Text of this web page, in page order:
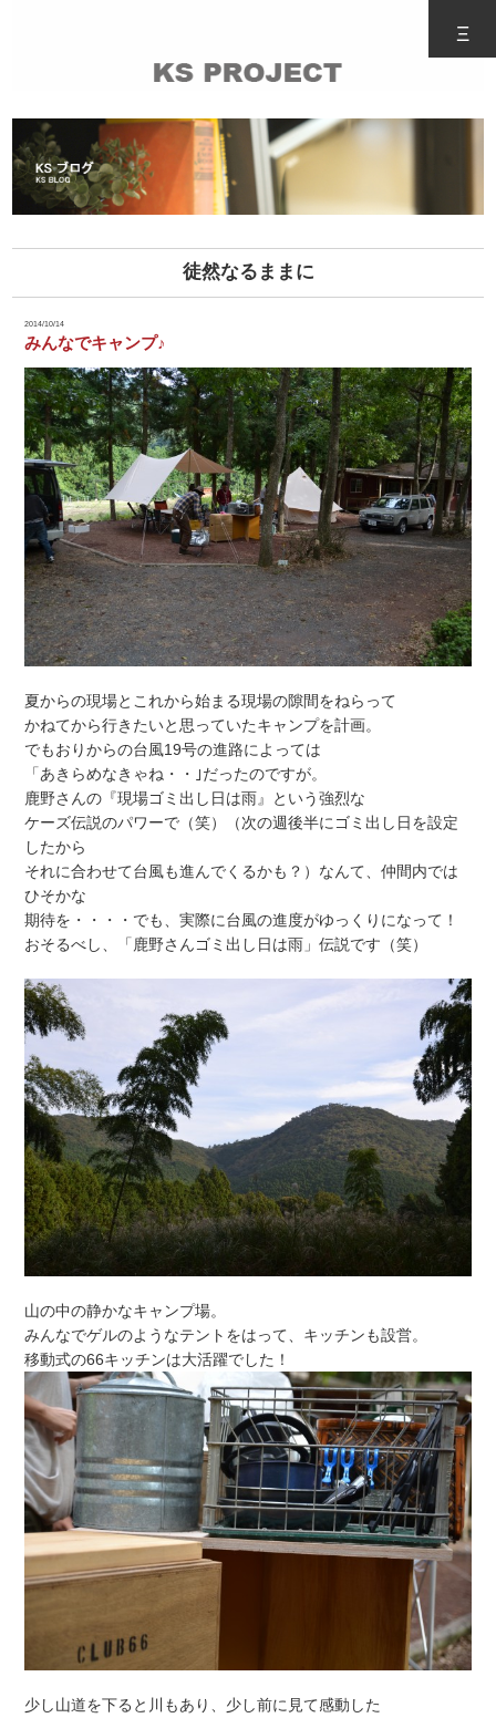
Ξ
徒然なるままに
2014/10/14
みんなでキャンプ♪
夏からの現場とこれから始まる現場の隙間をねらって
かねてから行きたいと思っていたキャンプを計画。
でもおりからの台風19号の進路によっては
「あきらめなきゃね・・｣だったのですが。
鹿野さんの『現場ゴミ出し日は雨』という強烈な
ケーズ伝説のパワーで（笑）（次の週後半にゴミ出し日を設定
したから
それに合わせて台風も進んでくるかも？）なんて、仲間内では
ひそかな
期待を・・・・でも、実際に台風の進度がゆっくりになって！
おそるべし、「鹿野さんゴミ出し日は雨」伝説です（笑）
山の中の静かなキャンプ場。
みんなでゲルのようなテントをはって、キッチンも設営。
移動式の66キッチンは大活躍でした！
少し山道を下ると川もあり、少し前に見て感動した